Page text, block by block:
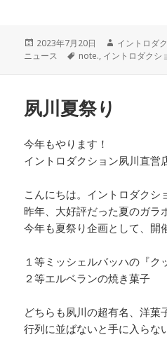
e
o
o
k
er
投
稿
2023年7月20日
作
成
イントロダ
ニュース
タ
note., イントロダクシ
夙川夏祭り
今年もやります！
イントロダクション夙川直営
こんにちは。イントロダクシ
昨年、大好評だった夏のガラ
今年も夏祭り企画として、開
１等ミッシェルバッハの『ク
２等エルベランの焼き菓子
どちらも夙川の超有名、洋菓
行列に並ばないと手に入らな